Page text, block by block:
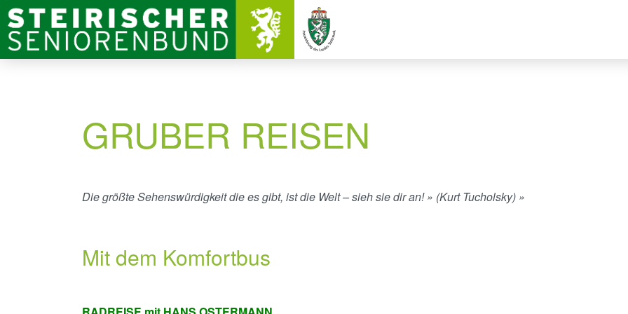
GRUBER REISEN
Die größte Sehenswürdigkeit die es gibt, ist die Welt – sieh sie dir an! » (Kurt Tucholsky) »
Mit dem Komfortbus